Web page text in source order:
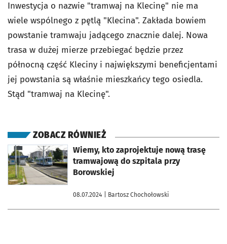
Inwestycja o nazwie "tramwaj na Klecinę" nie ma
wiele wspólnego z pętlą "Klecina". Zakłada bowiem
powstanie tramwaju jadącego znacznie dalej. Nowa
trasa w dużej mierze przebiegać będzie przez
północną część Kleciny i największymi beneficjentami
jej powstania są właśnie mieszkańcy tego osiedla.
Stąd "tramwaj na Klecinę".
ZOBACZ RÓWNIEŻ
Wiemy, kto zaprojektuje nową trasę
tramwajową do szpitala przy
Borowskiej
08.07.2024 | Bartosz Chochołowski
otworzy się w nowej karcie